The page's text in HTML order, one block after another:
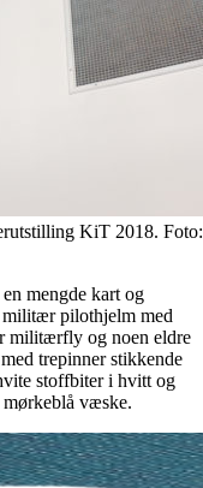
KiT 2018.
mengde kart og
militær pilothjelm med
militærfly og noen eldre
trepinner stikkende
stoffbiter i hvitt og
væske.